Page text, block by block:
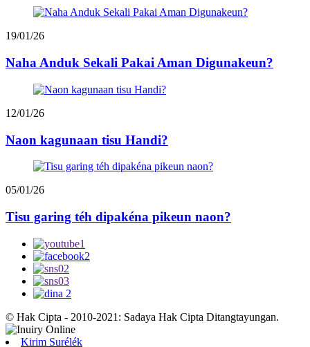
19/01/26
Naha Anduk Sekali Pakai Aman Digunakeun?
12/01/26
Naon kagunaan tisu Handi?
05/01/26
Tisu garing téh dipakéna pikeun naon?
© Hak Cipta - 2010-2021: Sadaya Hak Cipta Ditangtayungan.
Kirim Surélék